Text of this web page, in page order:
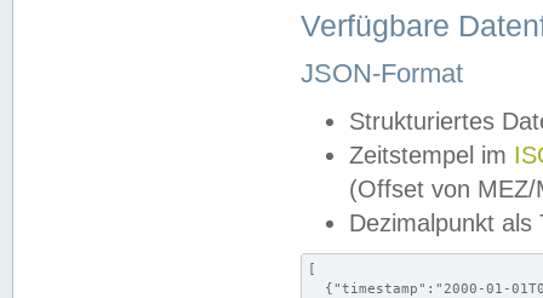
Verfügbare
JSON-Format
Strukturiertes
Zeitstempel im
(Offset von MEZ/
Dezimalpunkt als
[
{"timestamp":"2000-01-